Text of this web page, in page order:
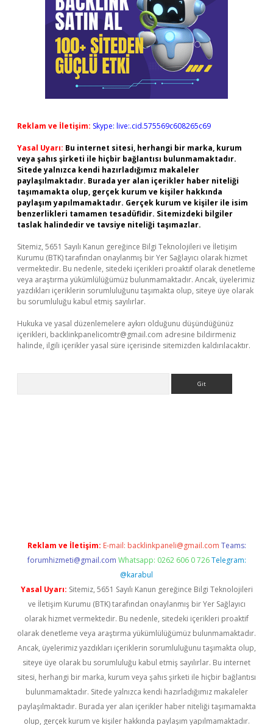
Reklam ve İletişim: Skype: live:.cid.575569c608265c69
Yasal Uyarı: Bu internet sitesi, herhangi bir marka, kurum
veya şahıs şirketi ile hiçbir bağlantısı bulunmamaktadır.
Sitede yalnızca kendi hazırladığımız makaleler
paylaşılmaktadır. Burada yer alan içerikler haber niteliği
taşımamakta olup, gerçek kurum ve kişiler hakkında
paylaşım yapılmamaktadır. Gerçek kurum ve kişiler ile isim
benzerlikleri tamamen tesadüfidir. Sitemizdeki bilgiler
taslak halindedir ve tavsiye niteliği taşımazlar.
Sitemiz, 5651 Sayılı Kanun gereğince Bilgi Teknolojileri ve İletişim
Kurumu (BTK) tarafından onaylanmış bir Yer Sağlayıcı olarak hizmet
vermektedir. Bu nedenle, sitedeki içerikleri proaktif olarak denetleme
veya araştırma yükümlülüğümüz bulunmamaktadır. Ancak, üyelerimiz
yazdıkları içeriklerin sorumluluğunu taşımakta olup, siteye üye olarak
bu sorumluluğu kabul etmiş sayılırlar.
Hukuka ve yasal düzenlemelere aykırı olduğunu düşündüğünüz
içerikleri, backlinkpanelicomtr@gmail.com adresine bildirmeniz
halinde, ilgili içerikler yasal süre içerisinde sitemizden kaldırılacaktır.
Reklam ve İletişim: E-mail: backlinkpaneli@gmail.com Teams:
forumhizmeti@gmail.com Whatsapp: 0262 606 0 726 Telegram:
@karabul
Yasal Uyarı: Sitemiz, 5651 Sayılı Kanun gereğince Bilgi Teknolojileri
ve İletişim Kurumu (BTK) tarafından onaylanmış bir Yer Sağlayıcı
olarak hizmet vermektedir. Bu nedenle, sitedeki içerikleri proaktif
olarak denetleme veya araştırma yükümlülüğümüz bulunmamaktadır.
Ancak, üyelerimiz yazdıkları içeriklerin sorumluluğunu taşımakta olup,
siteye üye olarak bu sorumluluğu kabul etmiş sayılırlar. Bu internet
sitesi, herhangi bir marka, kurum veya şahıs şirketi ile hiçbir bağlantısı
bulunmamaktadır. Sitede yalnızca kendi hazırladığımız makaleler
paylaşılmaktadır. Burada yer alan içerikler haber niteliği taşımamakta
olup, gerçek kurum ve kişiler hakkında paylaşım yapılmamaktadır.